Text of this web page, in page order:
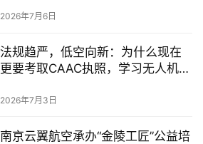
2026年7月6日
法规趋严，低空向新：为什么现在
更要考取CAAC执照，学习无人机装
2026年7月3日
南京云翼航空承办“金陵工匠”公益培